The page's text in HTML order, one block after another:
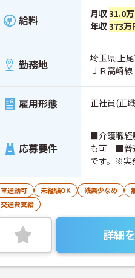
給料 月収31.0
年収373万
勤務地
埼玉県 上
ＪＲ高崎
雇用形態 正社員(正
応募要件
■介護職経
も可 ■普
です。※実
ちの方大歓
車通勤可 未経験OK 残業少なめ
交通費支給
詳細